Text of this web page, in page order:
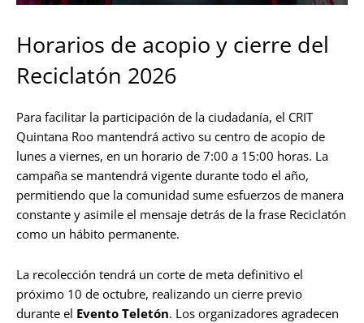
Horarios de acopio y cierre del
Reciclatón 2026
Para facilitar la participación de la ciudadanía, el CRIT
Quintana Roo mantendrá activo su centro de acopio de
lunes a viernes, en un horario de 7:00 a 15:00 horas. La
campaña se mantendrá vigente durante todo el año,
permitiendo que la comunidad sume esfuerzos de manera
constante y asimile el mensaje detrás de la frase Reciclatón
como un hábito permanente.
La recolección tendrá un corte de meta definitivo el
próximo 10 de octubre, realizando un cierre previo
durante el Evento Teletón. Los organizadores agradecen